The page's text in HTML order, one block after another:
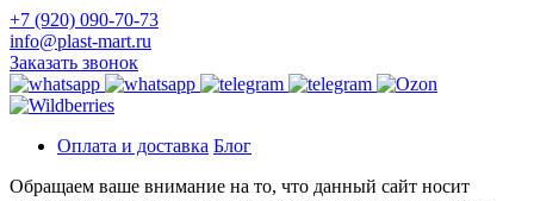
+7 (920) 090-70-73
info@plast-mart.ru
Заказать звонок
Оплата и доставка Блог
Обращаем ваше внимание на то, что данный сайт носит